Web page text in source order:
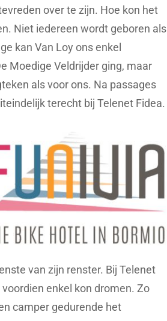
over te zijn. Hoe kon het
Niet iedereen wordt geboren als
kan Van Loy ons enkel
Moedige Veldrijder ging, maar
als voor ons. Na passages
terecht bij Telenet Fidea.
van zijn renster. Bij Telenet
enkel kon dromen. Zo
camper gedurende het